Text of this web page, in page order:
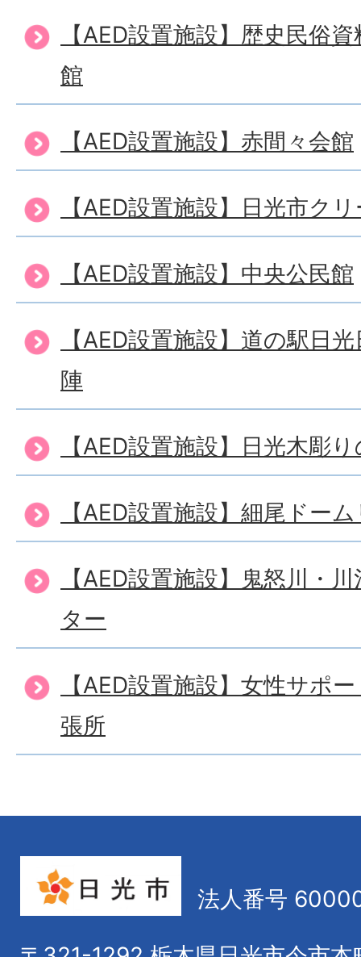
【AED設置施設】歴史民俗
館
【AED設置施設】赤間々会館
【AED設置施設】日光市ク
【AED設置施設】中央公民館
【AED設置施設】道の駅日
陣
【AED設置施設】日光木彫
【AED設置施設】細尾ドー
【AED設置施設】鬼怒川・
ター
【AED設置施設】女性サポ
張所
法人番号